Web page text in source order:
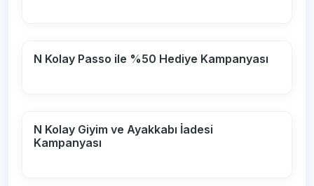
N Kolay Passo ile %50 Hediye Kampanyası
N Kolay Giyim ve Ayakkabı İadesi
Kampanyası